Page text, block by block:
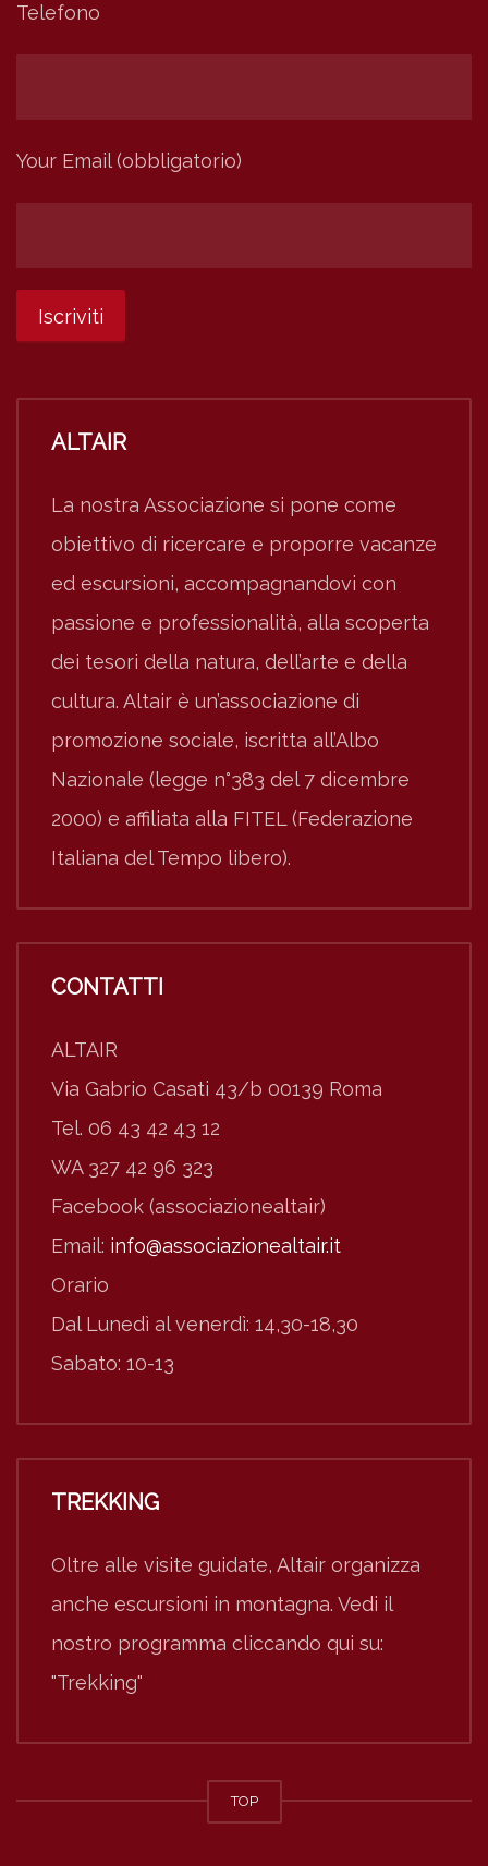
Telefono
Your Email (obbligatorio)
ALTAIR
La nostra Associazione si pone come
obiettivo di ricercare e proporre vacanze
ed escursioni, accompagnandovi con
passione e professionalità, alla scoperta
dei tesori della natura, dell’arte e della
cultura. Altair è un’associazione di
promozione sociale, iscritta all’Albo
Nazionale (legge n°383 del 7 dicembre
2000) e affiliata alla FITEL (Federazione
Italiana del Tempo libero).
CONTATTI
ALTAIR
Via Gabrio Casati 43/b 00139 Roma
Tel. 06 43 42 43 12
WA 327 42 96 323
Facebook (associazionealtair)
Email: info@associazionealtair.it
Orario
Dal Lunedì al venerdì: 14,30-18,30
Sabato: 10-13
TREKKING
Oltre alle visite guidate, Altair organizza
anche escursioni in montagna. Vedi il
nostro programma cliccando qui su:
"Trekking"
TOP